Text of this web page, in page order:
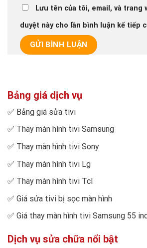
Lưu tên của tôi, email, và
duyệt này cho lần bình luận kế tiếp
Bảng giá dịch vụ
✅ Bảng giá sửa tivi
✅ Thay màn hình tivi Samsung
✅ Thay màn hình tivi Sony
✅ Thay màn hình tivi Lg
✅ Thay màn hình tivi Tcl
✅ Giá sửa tivi bị sọc màn hình
✅ Giá thay màn hình tivi Samsung 55
Dịch vụ sửa chữa nổi bật